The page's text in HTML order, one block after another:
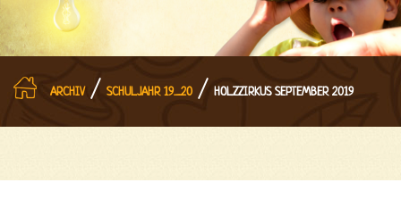
ARCHIV/ SCHULJAHR 19_20 / HOLZZIRKUS SEPTEMBER 2019